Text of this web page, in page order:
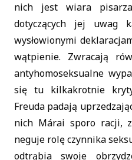
nich jest wiara
dotyczących jej uwag
wysłowionymi
wątpienie. Zwracają
antyhomoseksualne
się tu kilkakrotnie
Freuda padają
nich Márai sporo racji,
neguje rolę czynnika
odtrąbia swoje